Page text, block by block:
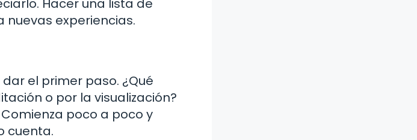
experiencias.
el primer paso. ¿Qué
o por la visualización?
poco a poco y
cuenta.